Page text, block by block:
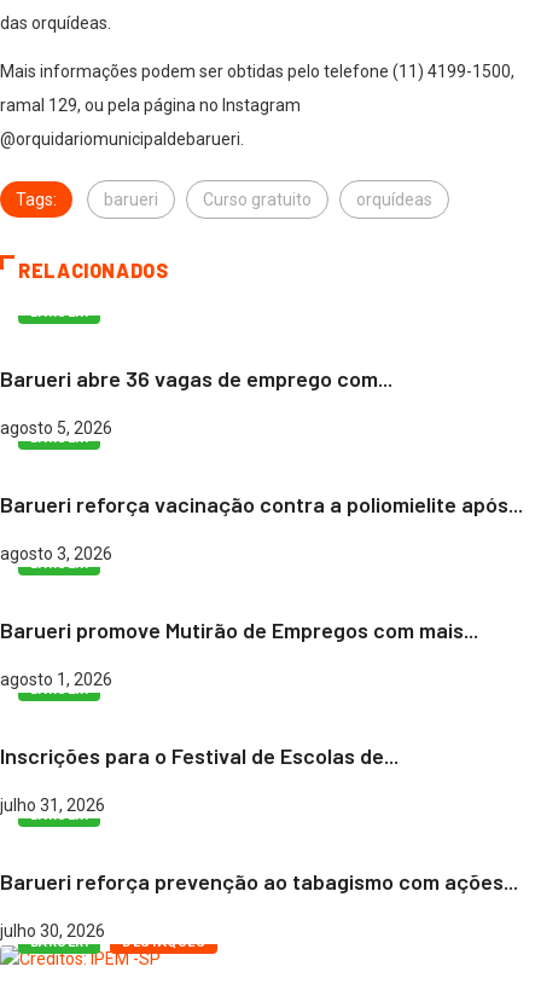
das orquídeas.
Mais informações podem ser obtidas pelo telefone (11) 4199-1500,
ramal 129, ou pela página no Instagram
@orquidariomunicipaldebarueri.
Tags: barueri Curso gratuito orquídeas
RELACIONADOS
Barueri abre 36 vagas de emprego com...
agosto 5, 2026
BARUERI
Barueri reforça vacinação contra a poliomielite após...
agosto 3, 2026
BARUERI
Barueri promove Mutirão de Empregos com mais...
agosto 1, 2026
BARUERI
Inscrições para o Festival de Escolas de...
julho 31, 2026
BARUERI
Barueri reforça prevenção ao tabagismo com ações...
julho 30, 2026
BARUERI DESTAQUES